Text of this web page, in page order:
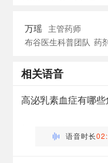
万瑶 主管药师
布谷医生科普团队 药
相关语音
高泌乳素血症有哪
语音时长